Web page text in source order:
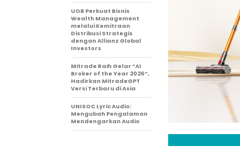
UOB Perkuat Bisnis
Wealth Management
melalui Kemitraan
Distribusi Strategis
dengan Allianz Global
Investors
Mitrade Raih Gelar “AI
Broker of the Year 2026”,
Hadirkan MitradeGPT
Versi Terbaru di Asia
UNISOC Lyric Audio:
Mengubah Pengalaman
Mendengarkan Audio